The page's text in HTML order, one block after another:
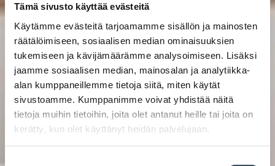
Tämä sivusto käyttää evästeitä
Käytämme evästeitä tarjoamamme sisällön ja mainosten
räätälöimiseen, sosiaalisen median ominaisuuksien
tukemiseen ja kävijämäärämme analysoimiseen. Lisäksi
jaamme sosiaalisen median, mainosalan ja analytiikka-
alan kumppaneillemme tietoja siitä, miten käytät
sivustoamme. Kumppanimme voivat yhdistää näitä
tietoja muihin tietoihin, joita olet antanut heille tai joita on
kerätty, kun olet käyttänyt heidän palvelujaan.